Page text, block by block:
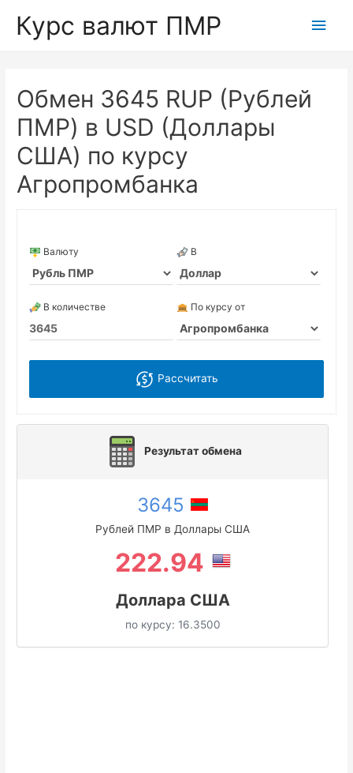
Курс валют ПМР
Обмен 3645 RUP (Рублей
ПМР) в USD (Доллары
США) по курсу
Агропромбанка
Валюту В
В количестве По курсу от
Рассчитать
Результат обмена
3645
Рублей ПМР в Доллары США
222.94
Доллара США
по курсу: 16.3500